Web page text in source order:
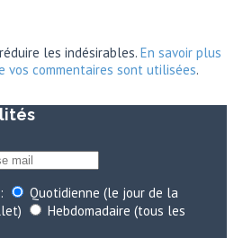
les indésirables. En savoir plus
vos commentaires sont utilisées.
Quotidienne (le jour de la
Hebdomadaire (tous les